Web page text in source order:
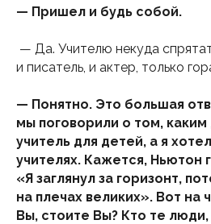
— Пришел и будь собой.
— Да. Учителю некуда
и писатель, и актер, только
— Понятно. Это большая
мы поговорили о том,
учитель для детей, а я
учителях. Кажется, Ньютон
«Я заглянул за горизонт,
на плечах великих». Вот на
Вы, стоите Вы? Кто те люди,